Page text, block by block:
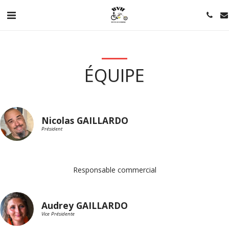
ÉQUIPE
Nicolas GAILLARDO
Président
Responsable commercial
Audrey GAILLARDO
Vice Présidente